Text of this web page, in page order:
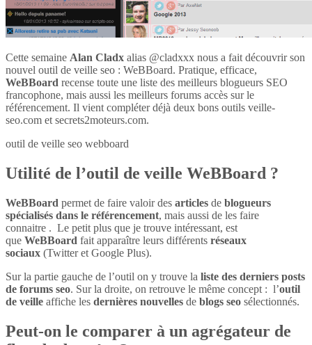
Cette semaine Alan Cladx alias @cladxxx nous a fait découvrir son
nouvel outil de veille seo : WeBBoard. Pratique, efficace,
WeBBoard recense toute une liste des meilleurs blogueurs SEO
francophone, mais aussi les meilleurs forums accès sur le
référencement. Il vient compléter déjà deux bons outils veille-
seo.com et secrets2moteurs.com.
outil de veille seo webboard
Utilité de l’outil de veille WeBBoard ?
WeBBoard permet de faire valoir des articles de blogueurs
spécialisés dans le référencement, mais aussi de les faire
connaitre . Le petit plus que je trouve intéressant, est
que WeBBoard fait apparaître leurs différents réseaux
sociaux (Twitter et Google Plus).
Sur la partie gauche de l’outil on y trouve la liste des derniers posts
de forums seo. Sur la droite, on retrouve le même concept : l’outil
de veille affiche les dernières nouvelles de blogs seo sélectionnés.
Peut-on le comparer à un agrégateur de